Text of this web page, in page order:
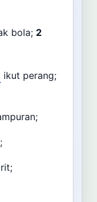
bola; 2
ikut perang;